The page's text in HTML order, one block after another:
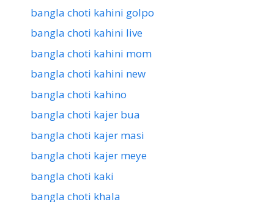
bangla choti kahini golpo
bangla choti kahini live
bangla choti kahini mom
bangla choti kahini new
bangla choti kahino
bangla choti kajer bua
bangla choti kajer masi
bangla choti kajer meye
bangla choti kaki
bangla choti khala